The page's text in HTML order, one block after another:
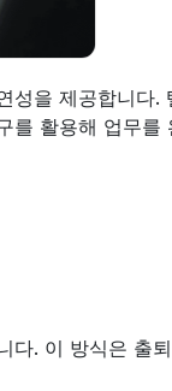
을 제공합니다
를 활용해 업무를
. 이 방식은 출